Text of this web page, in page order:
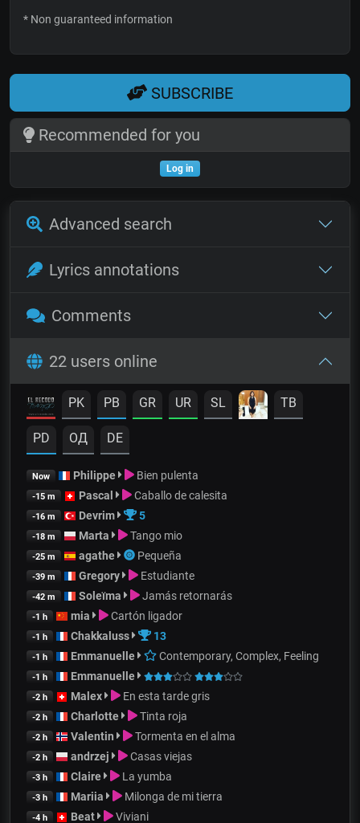
* Non guaranteed information
SUBSCRIBE
Recommended for you
Log in
Advanced search
Lyrics annotations
Comments
22 users online
PK PB GR UR SL TB
PD OД DE
Now Philippe Bien pulenta
-15 m Pascal Caballo de calesita
-16 m Devrim 5
-18 m Marta Tango mio
-25 m agathe Pequeña
-39 m Gregory Estudiante
-42 m Soleïma Jamás retornarás
-1 h mia Cartón ligador
-1 h Chakkaluss 13
-1 h Emmanuelle Contemporary, Complex, Feeling
-1 h Emmanuelle
-2 h Malex En esta tarde gris
-2 h Charlotte Tinta roja
-2 h Valentin Tormenta en el alma
-2 h andrzej Casas viejas
-3 h Claire La yumba
-3 h Mariia Milonga de mi tierra
-4 h Beat Viviani